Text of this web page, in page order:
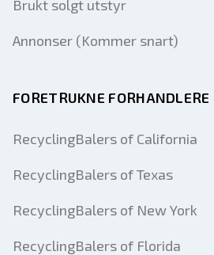
Brukt solgt utstyr
Annonser (Kommer snart)
FORETRUKNE FORHANDLERE
RecyclingBalers of California
RecyclingBalers of Texas
RecyclingBalers of New York
RecyclingBalers of Florida